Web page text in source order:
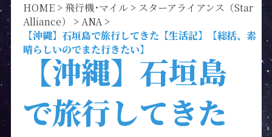
HOME> 飛行機･マイル> スターアライアンス（Star
Alliance）
> ANA>
【沖縄】石垣島で旅行してきた【生活記】【総括、素
晴らしいのでまた行きたい】
【沖縄】石垣島
で旅行してきた